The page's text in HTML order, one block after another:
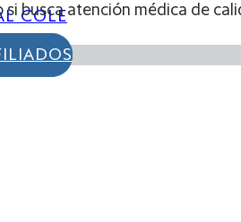
COLE
busca atención médica de